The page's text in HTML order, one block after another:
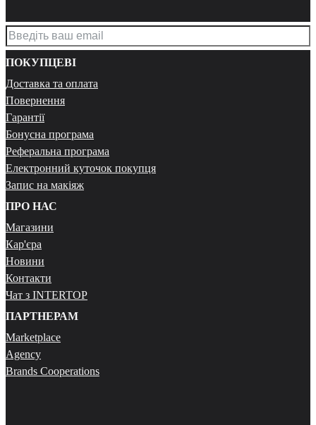
ПОКУПЦЕВІ
Доставка та оплата
Повернення
Гарантії
Бонусна програма
Реферальна програма
Електронний куточок покупця
Запис на макіяж
ПРО НАС
Магазини
Кар'єра
Новини
Контакти
Чат з INTERTOP
ПАРТНЕРАМ
Marketplace
Agency
Brands Cooperations